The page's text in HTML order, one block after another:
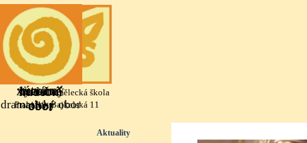
Přejít na obsah
výtvarný
taneční
literárně
hudební
Základní umělecká škola
Praha 10, Bajkalská 11
obor
obor
dramatický obor
obor
Přeskočit menu
Aktuality